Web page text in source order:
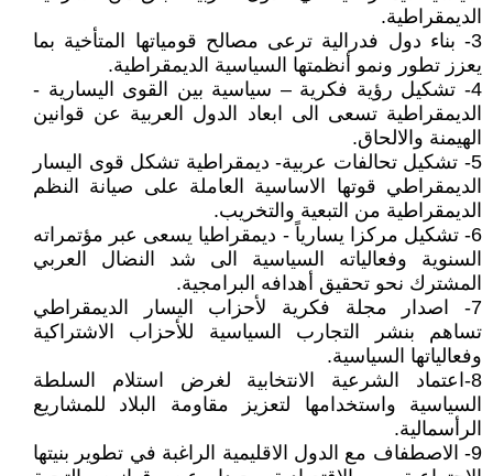
الديمقراطية.
3- بناء دول فدرالية ترعى مصالح قومياتها المتأخية بما
يعزز تطور ونمو أنظمتها السياسية الديمقراطية.
4- تشكيل رؤية فكرية – سياسية بين القوى اليسارية -
الديمقراطية تسعى الى ابعاد الدول العربية عن قوانين
الهيمنة والالحاق.
5- تشكيل تحالفات عربية- ديمقراطية تشكل قوى اليسار
الديمقراطي قوتها الاساسية العاملة على صيانة النظم
الديمقراطية من التبعية والتخريب.
6- تشكيل مركزا يسارياً - ديمقراطيا يسعى عبر مؤتمراته
السنوية وفعالياته السياسية الى شد النضال العربي
المشترك نحو تحقيق أهدافه البرامجية.
7- اصدار مجلة فكرية لأحزاب اليسار الديمقراطي
تساهم بنشر التجارب السياسية للأحزاب الاشتراكية
وفعالياتها السياسية.
8-اعتماد الشرعية الانتخابية لغرض استلام السلطة
السياسية واستخدامها لتعزيز مقاومة البلاد للمشاريع
الرأسمالية.
9- الاصطفاف مع الدول الاقليمية الراغبة في تطوير بنيتها